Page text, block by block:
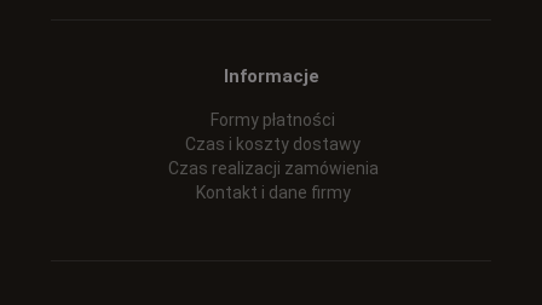
Informacje
Formy płatności
Czas i koszty dostawy
Czas realizacji zamówienia
Kontakt i dane firmy